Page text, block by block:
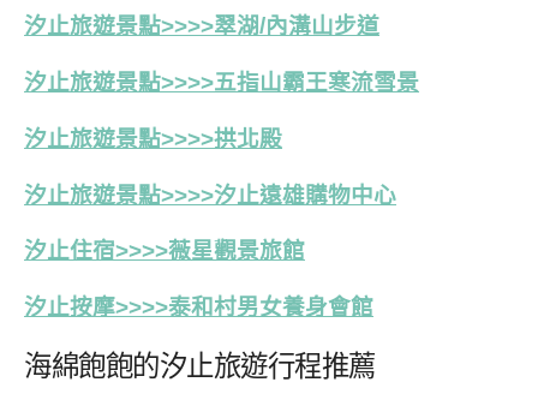
汐止旅遊景點>>>>翠湖/內溝山步道
汐止旅遊景點>>>>五指山霸王寒流雪景
汐止旅遊景點>>>>拱北殿
汐止旅遊景點>>>>汐止遠雄購物中心
汐止住宿>>>>薇星觀景旅館
汐止按摩>>>>泰和村男女養身會館
海綿飽飽的汐止旅遊行程推薦